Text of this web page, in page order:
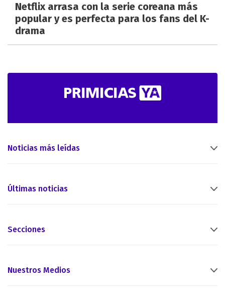
Netflix arrasa con la serie coreana más
popular y es perfecta para los fans del K-
drama
Noticias más leídas
Últimas noticias
Secciones
Nuestros Medios